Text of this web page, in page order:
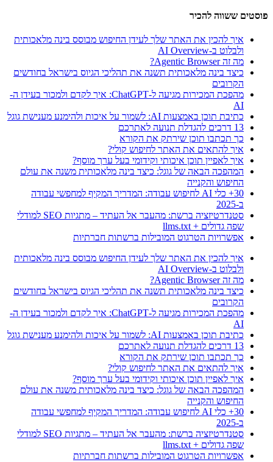
פוסטים ששווה להכיר
איך להכין את האתר שלך לעידן החיפוש מבוסס בינה מלאכותית
ולבלוט ב-AI Overview
מה זה Agentic Browser?
כיצד בינה מלאכותית תשנה את תהליכי הגיוס בישראל בחודשים
הקרובים
מהפכת המכירות מגיעה ל-ChatGPT: איך לקדם ולמכור בעידן ה-
AI
כתיבת תוכן באמצעות AI: לשמור על איכות ולהימנע מענישת גוגל
13 דרכים להגדלת תנועה לאתרכם
כך תכתבו תוכן שירתק את הקורא
איך להתאים את האתר לחיפוש קולי?
איך לאפיין תוכן איכותי וקידומי בעל ערך מוסף?
המהפכה הבאה של גוגל: כיצד בינה מלאכותית משנה את עולם
החיפוש והקנייה
30+ כלי AI לחיפוש עבודה: המדריך המקיף למחפשי עבודה
ב-2025
סטנדרטיזציה ברשת: מהעבר אל העתיד – מתגיות SEO למודלי
שפה גדולים + llms.txt
אפשרויות הטרגוט המובילות ברשתות חברתיות
איך להכין את האתר שלך לעידן החיפוש מבוסס בינה מלאכותית
ולבלוט ב-AI Overview
מה זה Agentic Browser?
כיצד בינה מלאכותית תשנה את תהליכי הגיוס בישראל בחודשים
הקרובים
מהפכת המכירות מגיעה ל-ChatGPT: איך לקדם ולמכור בעידן ה-
AI
כתיבת תוכן באמצעות AI: לשמור על איכות ולהימנע מענישת גוגל
13 דרכים להגדלת תנועה לאתרכם
כך תכתבו תוכן שירתק את הקורא
איך להתאים את האתר לחיפוש קולי?
איך לאפיין תוכן איכותי וקידומי בעל ערך מוסף?
המהפכה הבאה של גוגל: כיצד בינה מלאכותית משנה את עולם
החיפוש והקנייה
30+ כלי AI לחיפוש עבודה: המדריך המקיף למחפשי עבודה
ב-2025
סטנדרטיזציה ברשת: מהעבר אל העתיד – מתגיות SEO למודלי
שפה גדולים + llms.txt
אפשרויות הטרגוט המובילות ברשתות חברתיות